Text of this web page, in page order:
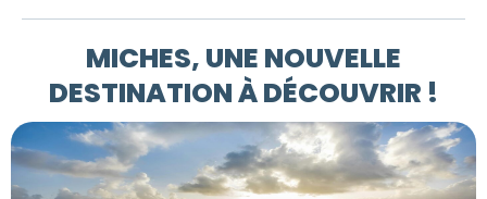
MICHES, UNE NOUVELLE
DESTINATION À DÉCOUVRIR !